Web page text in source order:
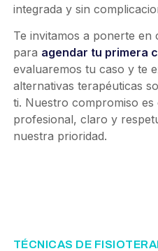
integrada y sin
Te invitamos a ponerte
para agendar tu primera
evaluaremos tu caso y te
alternativas terapéuticas
ti. Nuestro compromiso
profesional, claro y
nuestra prioridad.
TÉCNICAS DE